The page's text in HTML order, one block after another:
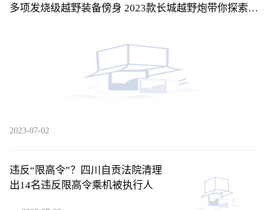
多项发烧级越野装备傍身 2023款长城越野炮带你探索超
2023-07-02
违反“限高令”？四川自贡法院清理
出14名违反限高令乘机被执行人